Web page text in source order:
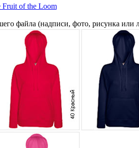
Fruit of the Loom
файла (надписи, фото, рисунка или